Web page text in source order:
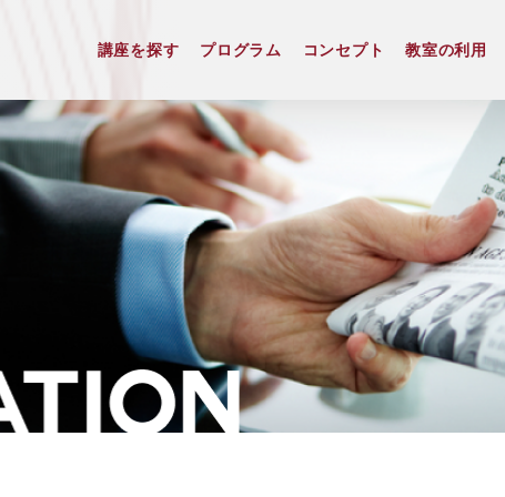
講座を探す プログラム コンセプト 教室の利用